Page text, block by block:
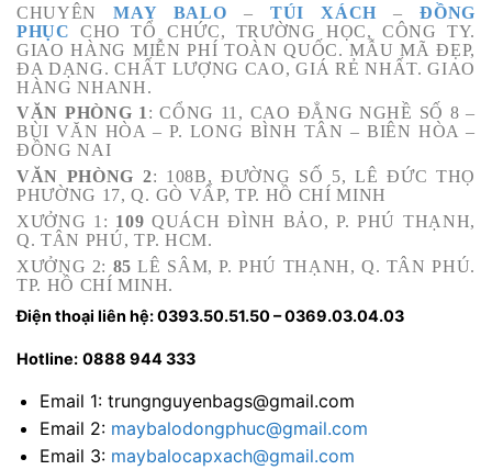
CHUYÊNMAY BALO – TÚI XÁCH –ĐỒNG
PHỤC CHO TỔ CHỨC, TRƯỜNG HỌC, CÔNG TY.
GIAO HÀNG MIỄN PHÍ TOÀN QUỐC. MẪU MÃ ĐẸP,
ĐA DẠNG. CHẤT LƯỢNG CAO, GIÁ RẺ NHẤT. GIAO
HÀNG NHANH.
VĂN PHÒNG 1: CỔNG 11, CAO ĐẲNG NGHỀ SỐ 8 –
BÙI VĂN HÒA – P. LONG BÌNH TÂN – BIÊN HÒA –
ĐỒNG NAI
VĂN PHÒNG 2: 108B, ĐƯỜNG SỐ 5, LÊ ĐỨC THỌ
PHƯỜNG 17, Q. GÒ VẤP, TP. HỒ CHÍ MINH
XƯỞNG 1: 109QUÁCH ĐÌNH BẢO, P. PHÚ THẠNH,
Q. TÂN PHÚ, TP. HCM.
XƯỞNG 2: 85LÊ SÂM, P. PHÚ THẠNH, Q. TÂN PHÚ.
TP. HỒ CHÍ MINH.
Điện thoại liên hệ: 0393.50.51.50 – 0369.03.04.03
Hotline: 0888 944 333
Email 1: trungnguyenbags@gmail.com
Email 2: maybalodongphuc@gmail.com
Email 3: maybalocapxach@gmail.com